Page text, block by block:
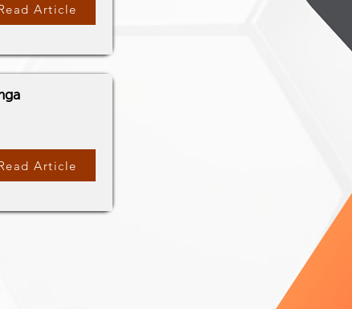
Article
Article